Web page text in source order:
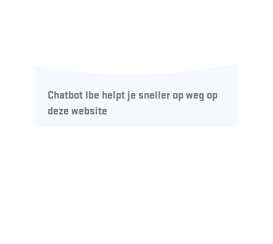
Chatbot Ibe helpt je sneller op weg op
deze website